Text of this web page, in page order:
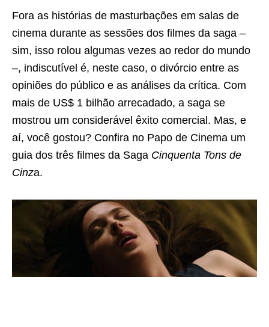
Fora as histórias de masturbações em salas de
cinema durante as sessões dos filmes da saga –
sim, isso rolou algumas vezes ao redor do mundo
–, indiscutível é, neste caso, o divórcio entre as
opiniões do público e as análises da crítica. Com
mais de US$ 1 bilhão arrecadado, a saga se
mostrou um considerável êxito comercial. Mas, e
aí, você gostou? Confira no Papo de Cinema um
guia dos três filmes da Saga Cinquenta Tons de
Cinza.